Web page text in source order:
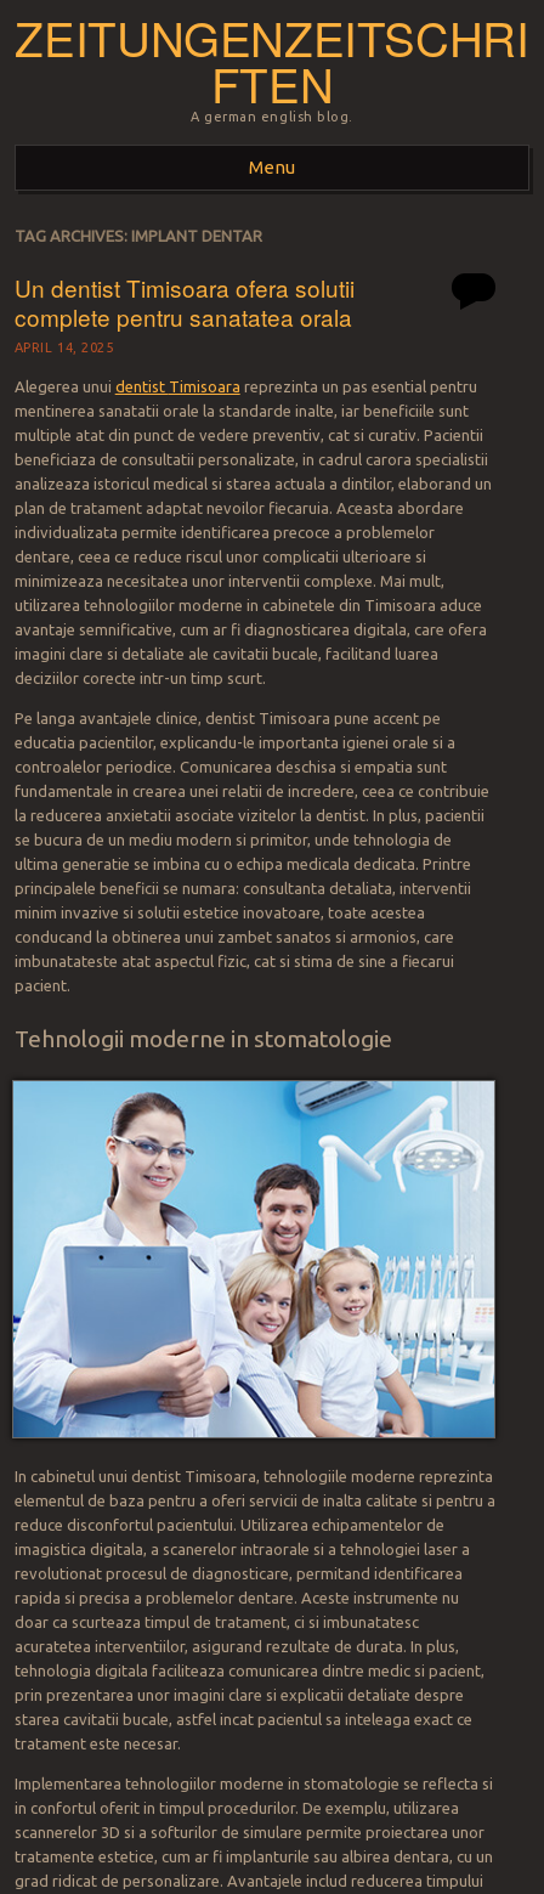
ZEITUNGENZEITSCHRI
FTEN
A german english blog.
Menu
Skip to content
TAG ARCHIVES: IMPLANT DENTAR
Un dentist Timisoara ofera solutii
complete pentru sanatatea orala
APRIL 14, 2025
Alegerea unui dentist Timisoara reprezinta un pas esential pentru
mentinerea sanatatii orale la standarde inalte, iar beneficiile sunt
multiple atat din punct de vedere preventiv, cat si curativ. Pacientii
beneficiaza de consultatii personalizate, in cadrul carora specialistii
analizeaza istoricul medical si starea actuala a dintilor, elaborand un
plan de tratament adaptat nevoilor fiecaruia. Aceasta abordare
individualizata permite identificarea precoce a problemelor
dentare, ceea ce reduce riscul unor complicatii ulterioare si
minimizeaza necesitatea unor interventii complexe. Mai mult,
utilizarea tehnologiilor moderne in cabinetele din Timisoara aduce
avantaje semnificative, cum ar fi diagnosticarea digitala, care ofera
imagini clare si detaliate ale cavitatii bucale, facilitand luarea
deciziilor corecte intr-un timp scurt.
Pe langa avantajele clinice, dentist Timisoara pune accent pe
educatia pacientilor, explicandu-le importanta igienei orale si a
controalelor periodice. Comunicarea deschisa si empatia sunt
fundamentale in crearea unei relatii de incredere, ceea ce contribuie
la reducerea anxietatii asociate vizitelor la dentist. In plus, pacientii
se bucura de un mediu modern si primitor, unde tehnologia de
ultima generatie se imbina cu o echipa medicala dedicata. Printre
principalele beneficii se numara: consultanta detaliata, interventii
minim invazive si solutii estetice inovatoare, toate acestea
conducand la obtinerea unui zambet sanatos si armonios, care
imbunatateste atat aspectul fizic, cat si stima de sine a fiecarui
pacient.
Tehnologii moderne in stomatologie
In cabinetul unui dentist Timisoara, tehnologiile moderne reprezinta
elementul de baza pentru a oferi servicii de inalta calitate si pentru a
reduce disconfortul pacientului. Utilizarea echipamentelor de
imagistica digitala, a scanerelor intraorale si a tehnologiei laser a
revolutionat procesul de diagnosticare, permitand identificarea
rapida si precisa a problemelor dentare. Aceste instrumente nu
doar ca scurteaza timpul de tratament, ci si imbunatatesc
acuratetea interventiilor, asigurand rezultate de durata. In plus,
tehnologia digitala faciliteaza comunicarea dintre medic si pacient,
prin prezentarea unor imagini clare si explicatii detaliate despre
starea cavitatii bucale, astfel incat pacientul sa inteleaga exact ce
tratament este necesar.
Implementarea tehnologiilor moderne in stomatologie se reflecta si
in confortul oferit in timpul procedurilor. De exemplu, utilizarea
scannerelor 3D si a softurilor de simulare permite proiectarea unor
tratamente estetice, cum ar fi implanturile sau albirea dentara, cu un
grad ridicat de personalizare. Avantajele includ reducerea timpului